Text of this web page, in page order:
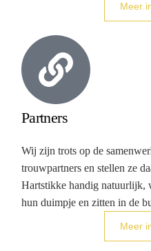
Meer
Partners
Wij zijn trots op de
trouwpartners en stellen ze
Hartstikke handig natuurlijk,
hun duimpje en zitten in de
Meer